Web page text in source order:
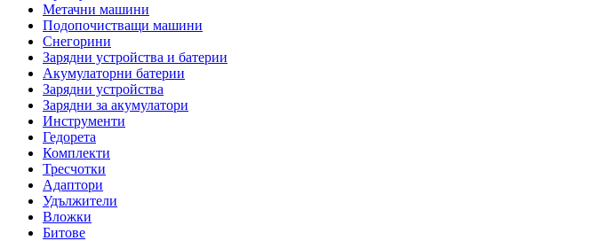
Метачни машини
Подопочистващи машини
Снегорини
Зарядни устройства и батерии
Акумулаторни батерии
Зарядни устройства
Зарядни за акумулатори
Инструменти
Гедорета
Комплекти
Тресчотки
Адаптори
Удължители
Вложки
Битове